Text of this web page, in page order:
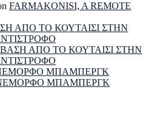
FARMAKONISI, A REMOTE
ΑΠΟ ΤΟ ΚΟΥΤΑΙΣΙ ΣΤΗΝ
ΑΠΟ ΤΟ ΚΟΥΤΑΙΣΙ ΣΤΗΝ
ΜΠΑΜΠΕΡΓΚ
ΜΠΑΜΠΕΡΓΚ